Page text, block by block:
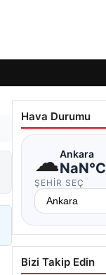
Hava Durumu
☁Ankara
NaN°C
ŞEHIR SEÇ
Bizi Takip Edin